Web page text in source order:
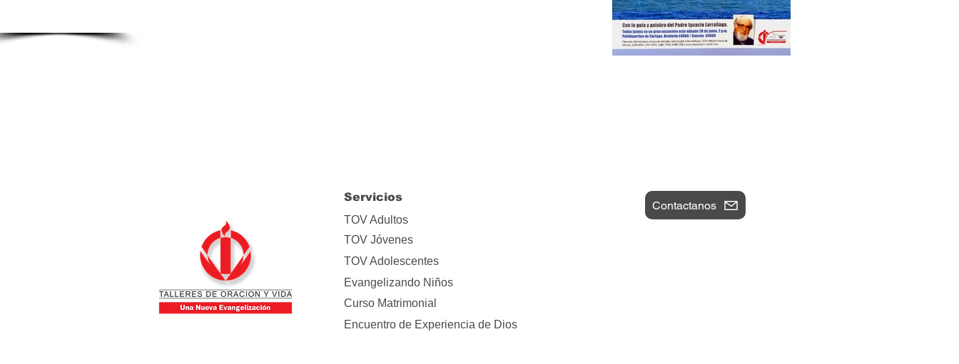
Servicios
Contactanos
TOV Adultos
TOV Jóvenes
TOV Adolescentes
Evangelizando Niños
Curso Matrimonial
Encuentro de Experiencia de Dios